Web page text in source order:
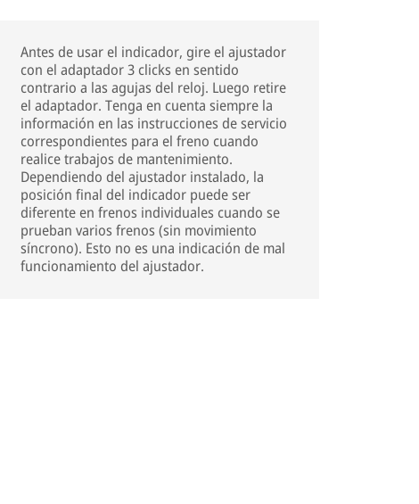
Antes de usar el indicador, gire el ajustador
con el adaptador 3 clicks en sentido
contrario a las agujas del reloj. Luego retire
el adaptador. Tenga en cuenta siempre la
información en las instrucciones de servicio
correspondientes para el freno cuando
realice trabajos de mantenimiento.
Dependiendo del ajustador instalado, la
posición final del indicador puede ser
diferente en frenos individuales cuando se
prueban varios frenos (sin movimiento
síncrono). Esto no es una indicación de mal
funcionamiento del ajustador.